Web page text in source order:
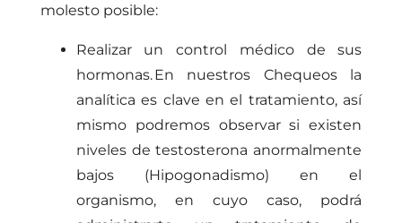
molesto posible:
Realizar un control médico de sus
hormonas. En nuestros Chequeos la
analítica es clave en el tratamiento, así
mismo podremos observar si existen
niveles de testosterona anormalmente
bajos (Hipogonadismo)
en el
organismo, en cuyo caso, podrá